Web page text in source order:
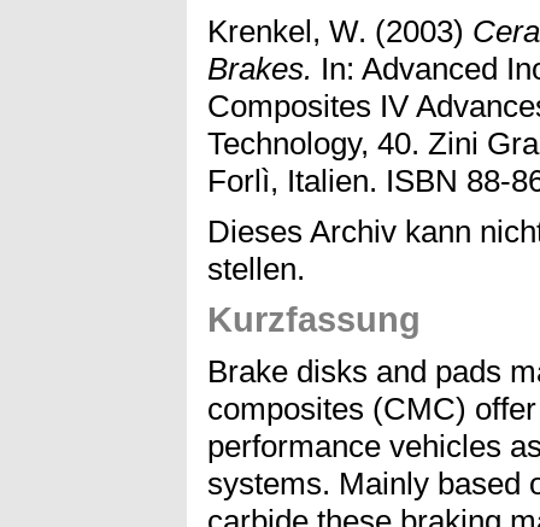
Krenkel, W. (2003)
Brakes. In: Advanced
Composites IV
Technology, 40. Zini
Forlì, Italien. ISBN 88-
Dieses Archiv kann
stellen.
Kurzfassung
Brake disks and pads
composites (CMC)
performance vehicles
systems. Mainly based